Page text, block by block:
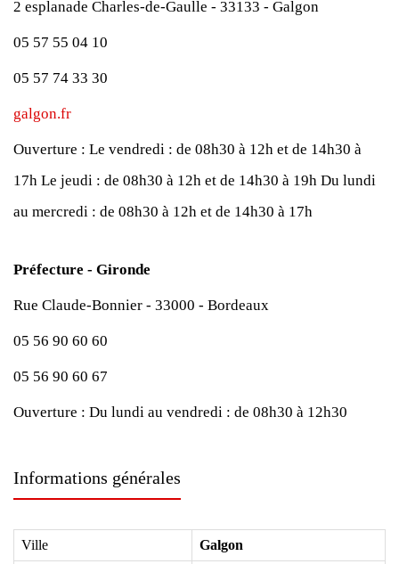
2 esplanade Charles-de-Gaulle - 33133 - Galgon
05 57 55 04 10
05 57 74 33 30
galgon.fr
Ouverture : Le vendredi : de 08h30 à 12h et de 14h30 à
17h Le jeudi : de 08h30 à 12h et de 14h30 à 19h Du lundi
au mercredi : de 08h30 à 12h et de 14h30 à 17h
Préfecture - Gironde
Rue Claude-Bonnier - 33000 - Bordeaux
05 56 90 60 60
05 56 90 60 67
Ouverture : Du lundi au vendredi : de 08h30 à 12h30
Informations générales
Ville Galgon